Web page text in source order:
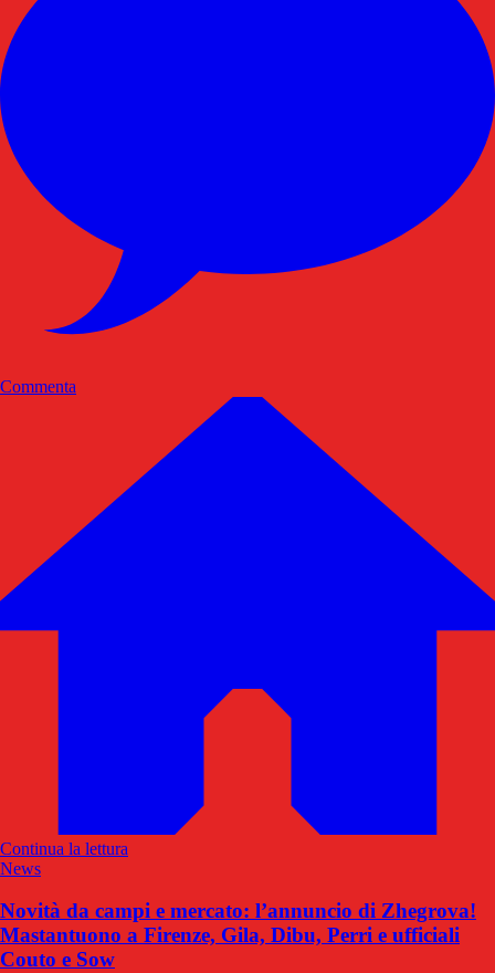
Commenta
Continua la lettura
News
Novità da campi e mercato: l’annuncio di Zhegrova!
Mastantuono a Firenze, Gila, Dibu, Perri e ufficiali
Couto e Sow